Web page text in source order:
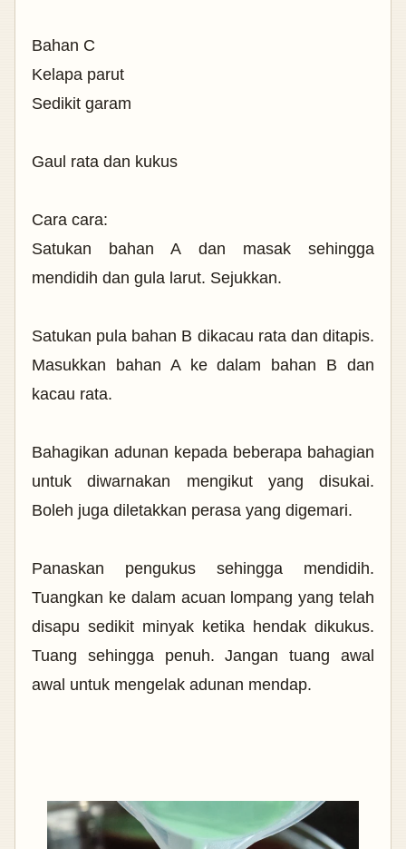
Bahan C
Kelapa parut
Sedikit garam
Gaul rata dan kukus
Cara cara:
Satukan bahan A dan masak sehingga
mendidih dan gula larut. Sejukkan.
Satukan pula bahan B dikacau rata dan ditapis.
Masukkan bahan A ke dalam bahan B dan
kacau rata.
Bahagikan adunan kepada beberapa bahagian
untuk diwarnakan mengikut yang disukai.
Boleh juga diletakkan perasa yang digemari.
Panaskan pengukus sehingga mendidih.
Tuangkan ke dalam acuan lompang yang telah
disapu sedikit minyak ketika hendak dikukus.
Tuang sehingga penuh. Jangan tuang awal
awal untuk mengelak adunan mendap.